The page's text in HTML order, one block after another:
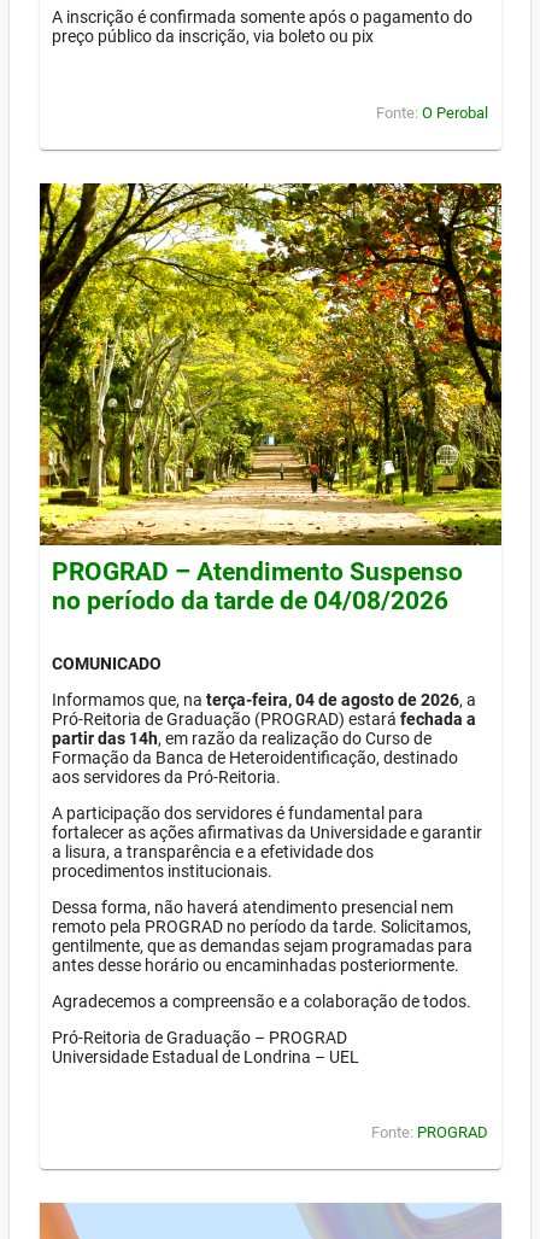
A inscrição é confirmada somente após o pagamento do
preço público da inscrição, via boleto ou pix
Fonte: O Perobal
PROGRAD – Atendimento Suspenso
no período da tarde de 04/08/2026
COMUNICADO
Informamos que, na terça-feira, 04 de agosto de 2026, a
Pró-Reitoria de Graduação (PROGRAD) estará fechada a
partir das 14h, em razão da realização do Curso de
Formação da Banca de Heteroidentificação, destinado
aos servidores da Pró-Reitoria.
A participação dos servidores é fundamental para
fortalecer as ações afirmativas da Universidade e garantir
a lisura, a transparência e a efetividade dos
procedimentos institucionais.
Dessa forma, não haverá atendimento presencial nem
remoto pela PROGRAD no período da tarde. Solicitamos,
gentilmente, que as demandas sejam programadas para
antes desse horário ou encaminhadas posteriormente.
Agradecemos a compreensão e a colaboração de todos.
Pró-Reitoria de Graduação – PROGRAD
Universidade Estadual de Londrina – UEL
Fonte: PROGRAD